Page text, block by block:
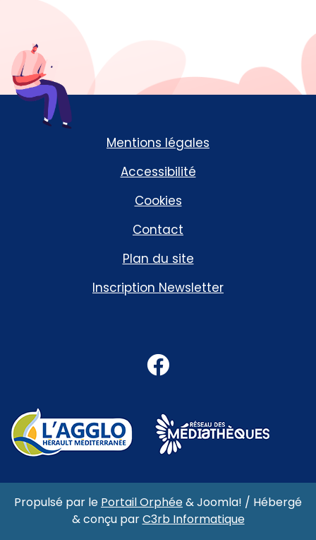
Mentions légales
Accessibilité
Cookies
Contact
Plan du site
Inscription Newsletter
Propulsé par le Portail Orphée&Joomla! / Hébergé
& conçu parC3rb Informatique